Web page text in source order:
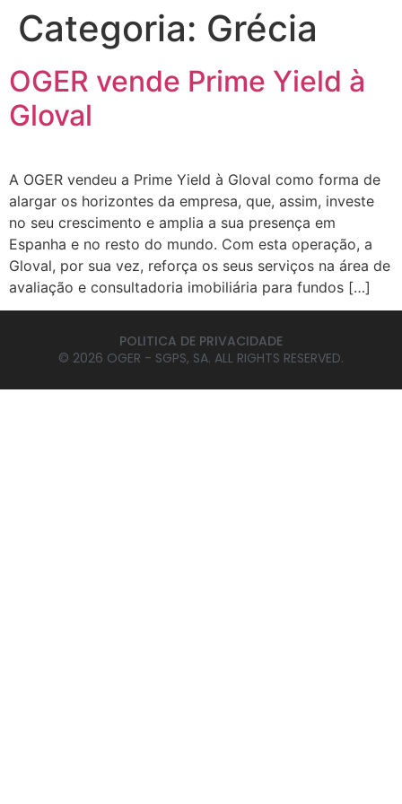
Categoria: Grécia
OGER vende Prime Yield à
Gloval
A OGER vendeu a Prime Yield à Gloval como forma de
alargar os horizontes da empresa, que, assim, investe
no seu crescimento e amplia a sua presença em
Espanha e no resto do mundo. Com esta operação, a
Gloval, por sua vez, reforça os seus serviços na área de
avaliação e consultadoria imobiliária para fundos […]
© 2026 OGER - SGPS, SA. ALL RIGHTS RESERVED.
POLITICA DE PRIVACIDADE